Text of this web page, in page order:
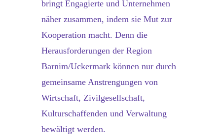
bringt Engagierte und Unternehmen
näher zusammen, indem sie Mut zur
Kooperation macht. Denn die
Herausforderungen der Region
Barnim/Uckermark können nur durch
gemeinsame Anstrengungen von
Wirtschaft, Zivilgesellschaft,
Kulturschaffenden und Verwaltung
bewältigt werden.